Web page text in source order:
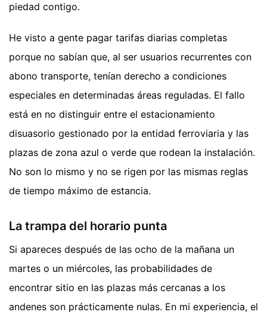
piedad contigo.
He visto a gente pagar tarifas diarias completas
porque no sabían que, al ser usuarios recurrentes con
abono transporte, tenían derecho a condiciones
especiales en determinadas áreas reguladas. El fallo
está en no distinguir entre el estacionamiento
disuasorio gestionado por la entidad ferroviaria y las
plazas de zona azul o verde que rodean la instalación.
No son lo mismo y no se rigen por las mismas reglas
de tiempo máximo de estancia.
La trampa del horario punta
Si apareces después de las ocho de la mañana un
martes o un miércoles, las probabilidades de
encontrar sitio en las plazas más cercanas a los
andenes son prácticamente nulas. En mi experiencia, el